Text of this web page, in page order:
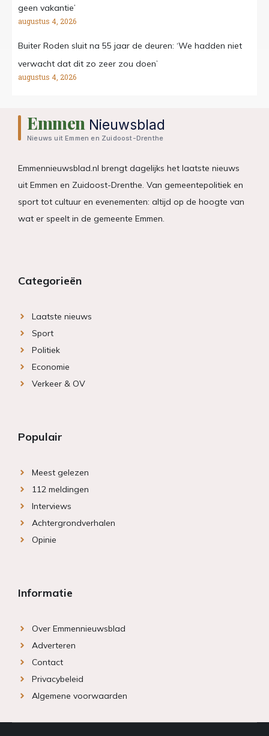
geen vakantie’
augustus 4, 2026
Buiter Roden sluit na 55 jaar de deuren: ‘We hadden niet
verwacht dat dit zo zeer zou doen’
augustus 4, 2026
Emmen Nieuwsblad
Nieuws uit Emmen en Zuidoost-Drenthe
Emmennieuwsblad.nl brengt dagelijks het laatste nieuws
uit Emmen en Zuidoost-Drenthe. Van gemeentepolitiek en
sport tot cultuur en evenementen: altijd op de hoogte van
wat er speelt in de gemeente Emmen.
Categorieën
Laatste nieuws
Sport
Politiek
Economie
Verkeer & OV
Populair
Meest gelezen
112 meldingen
Interviews
Achtergrondverhalen
Opinie
Informatie
Over Emmennieuwsblad
Adverteren
Contact
Privacybeleid
Algemene voorwaarden